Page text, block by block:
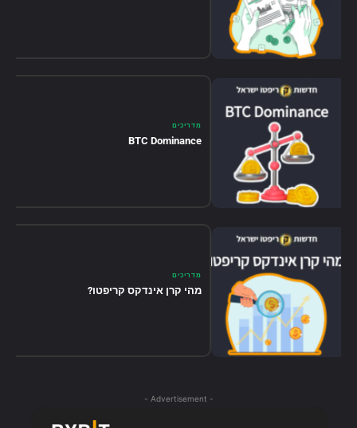
מדריכים
BTC Dominance
מדריכים
מהי קרן אינדקס קריפטו?
- Advertisement -